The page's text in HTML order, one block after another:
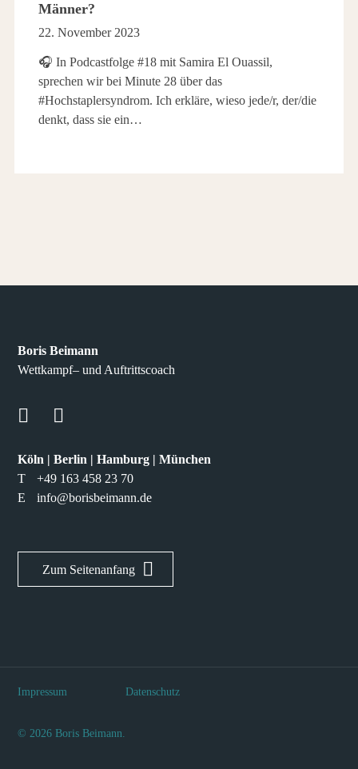
Männer?
22. November 2023
🎧 In Podcastfolge #18 mit Samira El Ouassil,
sprechen wir bei Minute 28 über das
#Hochstaplersyndrom. Ich erkläre, wieso jede/r, der/die
denkt, dass sie ein…
Boris Beimann
Wettkampf– und Auftrittscoach
Köln | Berlin | Hamburg | München
T
+49 163 458 23 70
E
info@borisbeimann.de
Zum Seitenanfang
Impressum Datenschutz
© 2026 Boris Beimann.